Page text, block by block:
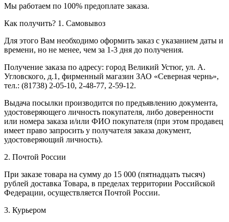
Мы работаем по 100% предоплате заказа.
Как получить? 1. Самовывоз
Для этого Вам необходимо оформить заказ с указанием даты и
времени, но не менее, чем за 1-3 дня до получения.
Получение заказа по адресу: город Великий Устюг, ул. А.
Угловского, д.1, фирменный магазин ЗАО «Северная чернь»,
тел.: (81738) 2-05-10, 2-48-77, 2-59-12.
Выдача посылки производится по предъявлению документа,
удостоверяющего личность покупателя, либо доверенности
или номера заказа и/или ФИО покупателя (при этом продавец
имеет право запросить у получателя заказа документ,
удостоверяющий личность).
2. Почтой России
При заказе товара на сумму до 15 000 (пятнадцать тысяч)
рублей доставка Товара, в пределах территории Российской
Федерации, осуществляется Почтой России.
3. Курьером